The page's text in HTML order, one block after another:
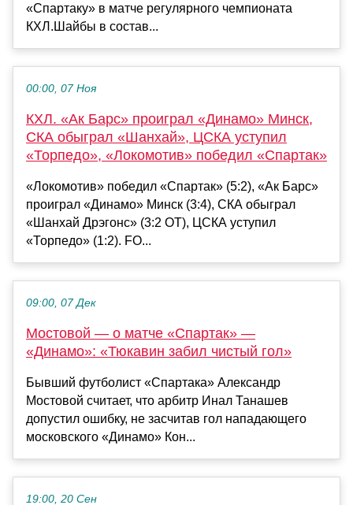
«Спартаку» в матче регулярного чемпионата
КХЛ.Шайбы в состав...
00:00, 07 Ноя
КХЛ. «Ак Барс» проиграл «Динамо» Минск,
СКА обыграл «Шанхай», ЦСКА уступил
«Торпедо», «Локомотив» победил «Спартак»
«Локомотив» победил «Спартак» (5:2), «Ак Барс»
проиграл «Динамо» Минск (3:4), СКА обыграл
«Шанхай Дрэгонс» (3:2 ОТ), ЦСКА уступил
«Торпедо» (1:2). FO...
09:00, 07 Дек
Мостовой — о матче «Спартак» —
«Динамо»: «Тюкавин забил чистый гол»
Бывший футболист «Спартака» Александр
Мостовой считает, что арбитр Инал Танашев
допустил ошибку, не засчитав гол нападающего
московского «Динамо» Кон...
19:00, 20 Сен